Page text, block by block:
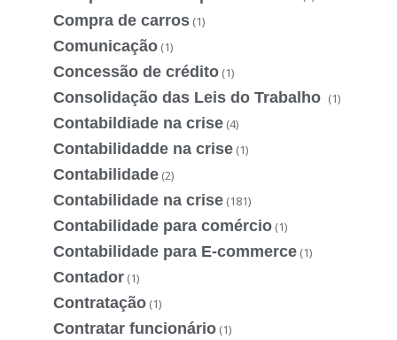
Compra de carros (1)
Comunicação (1)
Concessão de crédito (1)
Consolidação das Leis do Trabalho (1)
Contabildiade na crise (4)
Contabilidadde na crise (1)
Contabilidade (2)
Contabilidade na crise (181)
Contabilidade para comércio (1)
Contabilidade para E-commerce (1)
Contador (1)
Contratação (1)
Contratar funcionário (1)